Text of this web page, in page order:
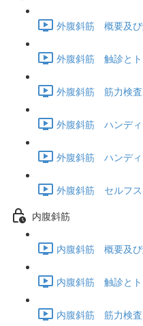
外腹斜筋 概要及
外腹斜筋 触診とト
外腹斜筋 筋力検
外腹斜筋 ハンデ
外腹斜筋 ハンディ
外腹斜筋 セルフ
内腹斜筋
内腹斜筋 概要及
内腹斜筋 触診と
内腹斜筋 筋力検